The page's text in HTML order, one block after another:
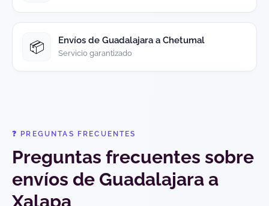
📦 Envíos de Guadalajara a Chetumal
Servicio garantizado
❓ PREGUNTAS FRECUENTES
Preguntas frecuentes sobre
envíos de Guadalajara a
Xalapa